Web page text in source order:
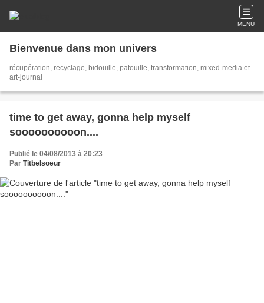
MENU
Bienvenue dans mon univers
récupération, recyclage, bidouille, patouille, transformation, mixed-media et
art-journal
time to get away, gonna help myself
soooooooooon....
Publié le 04/08/2013 à 20:23
Par Titbelsoeur